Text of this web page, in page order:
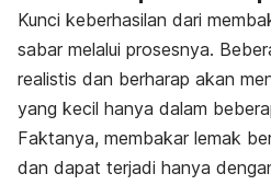
Kunci keberhasilan dari
sabar melalui prosesnya.
realistis dan berharap akan
yang kecil hanya dalam
Faktanya, membakar lemak
dan dapat terjadi hanya